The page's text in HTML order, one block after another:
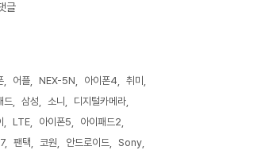
글
어플 NEX-5N 아이폰4
취미
드
삼성 소니
디지털카메라
LTE 아이폰5
아이패드2
팬택 코원 안드로이드
Sony